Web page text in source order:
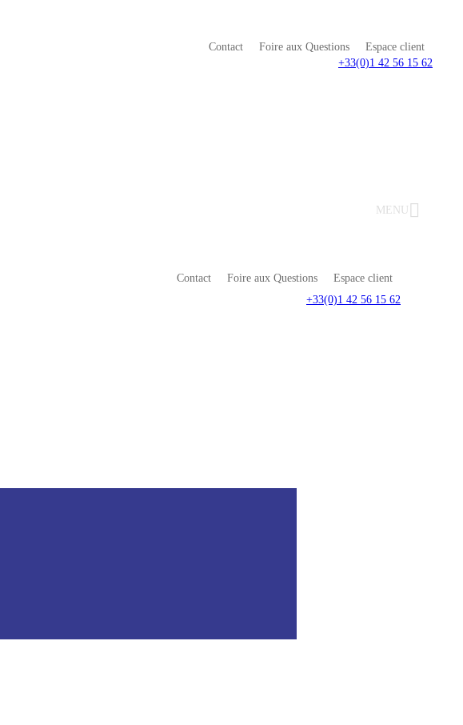
Contact Foire aux Questions
Espace client
+33(0)1 42 56 15 62
MENU
Contact Foire aux Questions
Espace client
+33(0)1 42 56 15 62